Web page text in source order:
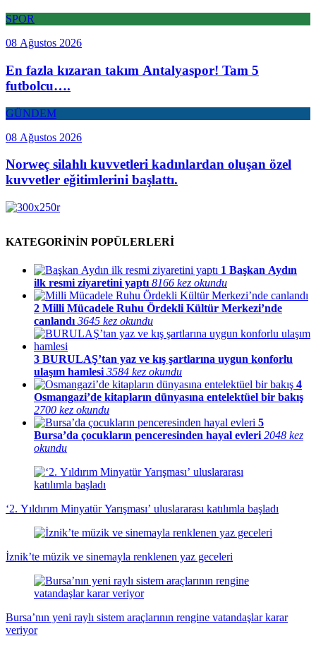
SPOR
08 Ağustos 2026
En fazla kızaran takım Antalyaspor! Tam 5
futbolcu….
GÜNDEM
08 Ağustos 2026
Norweç silahlı kuvvetleri kadınlardan oluşan özel
kuvvetler eğitimlerini başlattı.
KATEGORİNİN POPÜLERLERİ
1 Başkan Aydın
ilk resmi ziyaretini yaptı 8166 kez okundu
2 Milli Mücadele Ruhu Ördekli Kültür Merkezi’nde
canlandı 3645 kez okundu
3 BURULAŞ’tan yaz ve kış şartlarına uygun konforlu
ulaşım hamlesi 3584 kez okundu
4
Osmangazi’de kitapların dünyasına entelektüel bir bakış
2700 kez okundu
5
Bursa’da çocukların penceresinden hayal evleri 2048 kez
okundu
‘2. Yıldırım Minyatür Yarışması’ uluslararası katılımla başladı
İznik’te müzik ve sinemayla renklenen yaz geceleri
Bursa’nın yeni raylı sistem araçlarının rengine vatandaşlar karar
veriyor